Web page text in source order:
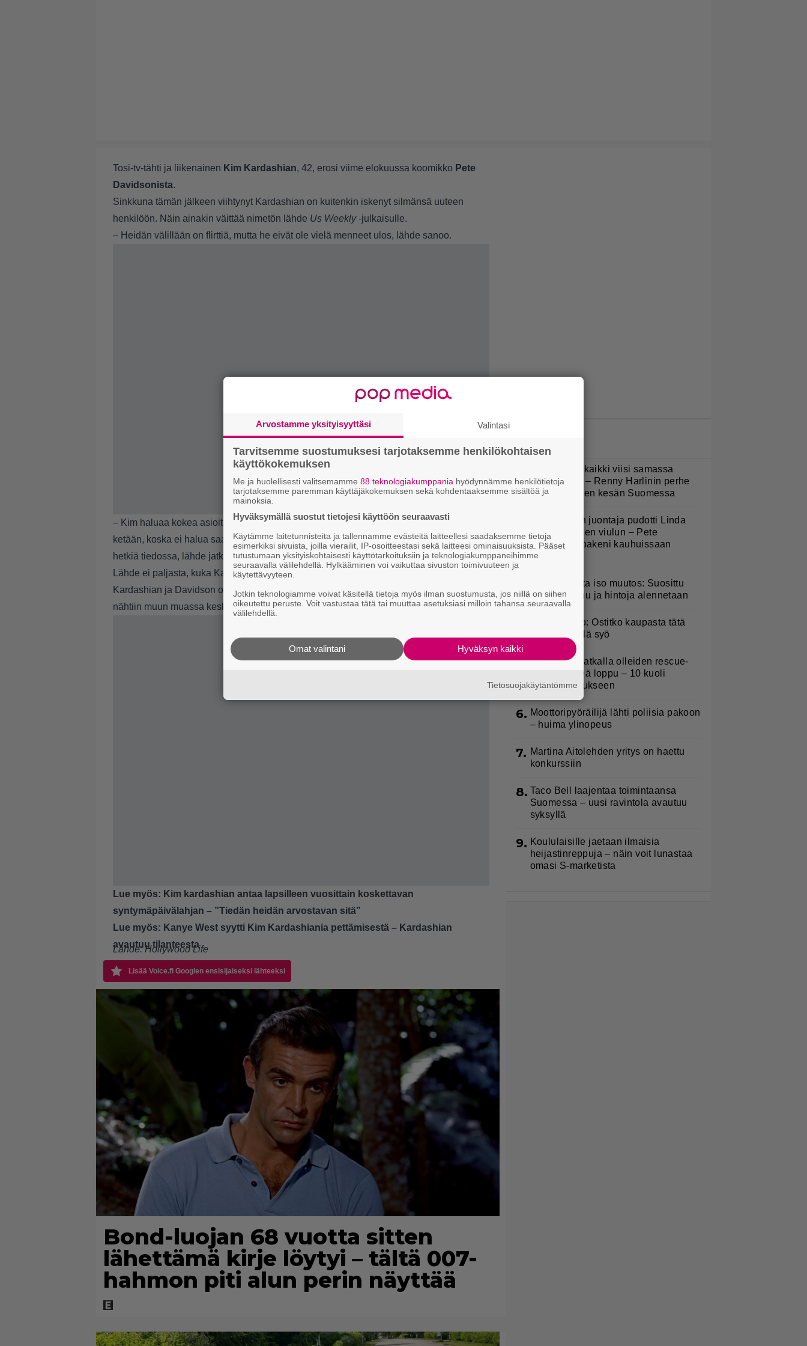
Tosi-tv-tähti ja liikenainen Kim Kardashian, 42, erosi viime elokuussa koomikko Pete
Davidsonista.
Sinkkuna tämän jälkeen viihtynyt Kardashian on kuitenkin iskenyt silmänsä uuteen
henkilöön. Näin ainakin väittää nimetön lähde Us Weekly-julkaisulle.
– Heidän välillään on flirttiä, mutta he eivät ole vielä menneet ulos, lähde sanoo.
– Kim haluaa kokea asioita ja hän haluaa olla varma. Hän ei ole juurikaan deittailut
ketään, koska ei halua saada aikaan kohuja. Nyt hänellä on kuitenkin mielenkiintoisia
hetkiä tiedossa, lähde jatkaa.
Lähde ei paljasta, kuka Kardashianin kanssa flirttaileva henkilö on.
Kardashian ja Davidson ovat pysyneet ystävinä erosta huolimatta. Entiset rakastavaiset
nähtiin muun muassa keskustelemassa yhdessä Met-gaalassa.
Lue myös: Kim kardashian antaa lapsilleen vuosittain koskettavan
syntymäpäivälahjan – ”Tiedän heidän arvostavan sitä”
Lue myös: Kanye West syytti Kim Kardashiania pettämisestä – Kardashian
avautuu tilanteesta
Lähde:Hollywood Life
Lisää Voice.fi Googlen ensisijaiseksi lähteeksi
Bond-luojan 68 vuotta sitten
lähettämä kirje löytyi – tältä 007-
hahmon piti alun perin näyttää
”Nukuimme kaikki viisi samassa
huoneessa” – Renny Harlinin perhe
vietti unelmien kesän Suomessa
Tv-ohjelman juontaja pudotti Linda
Lampeniuksen viulun – Pete
Parkkonen pakeni kauhuissaan
paikalta
Hesburgerilta iso muutos: Suosittu
ateria poistuu ja hintoja alennetaan
Takaisinveto: Ostitko kaupasta tätä
salaattia? Älä syö
5. Suomeen matkalla olleiden rescue-
koirien hirveä loppu – 10 kuoli
lämpöhalvaukseen
6. Moottoripyöräilijä lähti poliisia pakoon
– huima ylinopeus
7. Martina Aitolehden yritys on haettu
konkurssiin
8. Taco Bell laajentaa toimintaansa
Suomessa – uusi ravintola avautuu
syksyllä
9. Koululaisille jaetaan ilmaisia
heijastinreppuja – näin voit lunastaa
omasi S-marketista
Arvostamme yksityisyyttäsi Valintasi
Tarvitsemme suostumuksesi tarjotaksemme henkilökohtaisen
käyttökokemuksen
Me ja huolellisesti valitsemamme 88 teknologiakumppania hyödynnämme henkilötietoja
tarjotaksemme paremman käyttäjäkokemuksen sekä kohdentaaksemme sisältöä ja
mainoksia.
Hyväksymällä suostut tietojesi käyttöön seuraavasti
Käytämme laitetunnisteita ja tallennamme evästeitä laitteellesi saadaksemme tietoja
esimerkiksi sivuista, joilla vierailit, IP-osoitteestasi sekä laitteesi ominaisuuksista. Pääset
tutustumaan yksityiskohtaisesti käyttötarkoituksiin ja teknologiakumppaneihimme
seuraavalla välilehdellä. Hylkääminen voi vaikuttaa sivuston toimivuuteen ja
käytettävyyteen.
Jotkin teknologiamme voivat käsitellä tietoja myös ilman suostumusta, jos niillä on siihen
oikeutettu peruste. Voit vastustaa tätä tai muuttaa asetuksiasi milloin tahansa seuraavalla
välilehdellä.
Hyväksyn kaikki
Omat valintani
Tietosuojakäytäntömme